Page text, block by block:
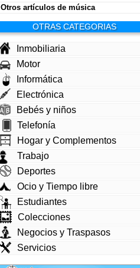
Otros artículos de música
OTRAS CATEGORIAS
Inmobiliaria
Motor
Informática
Electrónica
Bebés y niños
Telefonía
Hogar y Complementos
Trabajo
Deportes
Ocio y Tiempo libre
Estudiantes
Colecciones
Negocios y Traspasos
Servicios